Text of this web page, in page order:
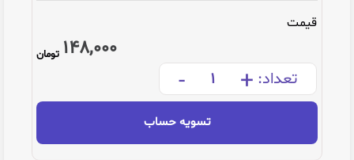
قیمت
148,000 تومان
تعداد: +
-
تسویه حساب